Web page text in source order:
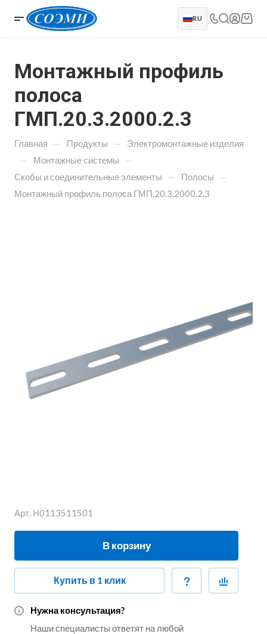
RU
Монтажный профиль
полоса
ГМП.20.3.2000.2.3
Главная — Продукты — Электромонтажные изделия
— Монтажные системы —
Скобы и соединительные элементы — Полосы —
Монтажный профиль полоса ГМП.20.3.2000.2.3
Арт. Н0113511501
В корзину
Купить в 1 клик
Нужна консультация?
Наши специалисты ответят на любой